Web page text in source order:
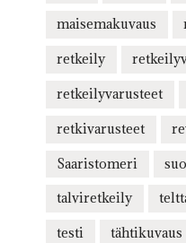
maisemakuvaus
retkeily
retkeilyvarusteet
retkivarusteet
Saaristomeri suo
talviretkeily
testi tähtikuvaus